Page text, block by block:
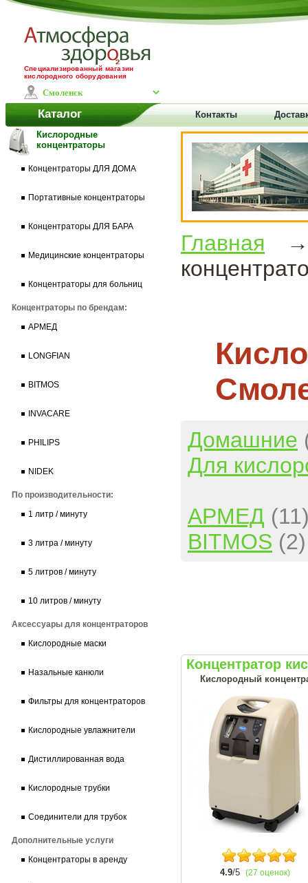
Специализированный магазин
кислородного оборудования
Каталог Контакты
Кислородные
концентраторы
Концентраторы ДЛЯ ДОМА
Портативные концентраторы
Концентраторы ДЛЯ БАРА
Медицинские концентраторы
Концентраторы для больниц
Концентраторы по брендам:
АРМЕД
LONGFIAN
BITMOS
INVACARE
PHILIPS
NIDEK
По производительности:
1 литр / минуту
3 литра / минуту
5 литров / минуту
10 литров / минуту
Аксессуары для концентраторов
Кислородные маски
Назальные канюли
Фильтры для концентраторов
Кислородные увлажнители
Дистиллированная вода
Кислородные трубки
Соединители для трубок
Дополнительные услуги
Концентраторы в аренду
Главная
Домашние
Для
АРМЕД
BITMOS (2)
Концентратор
Кислородный
4.9/5 (27 оценок)